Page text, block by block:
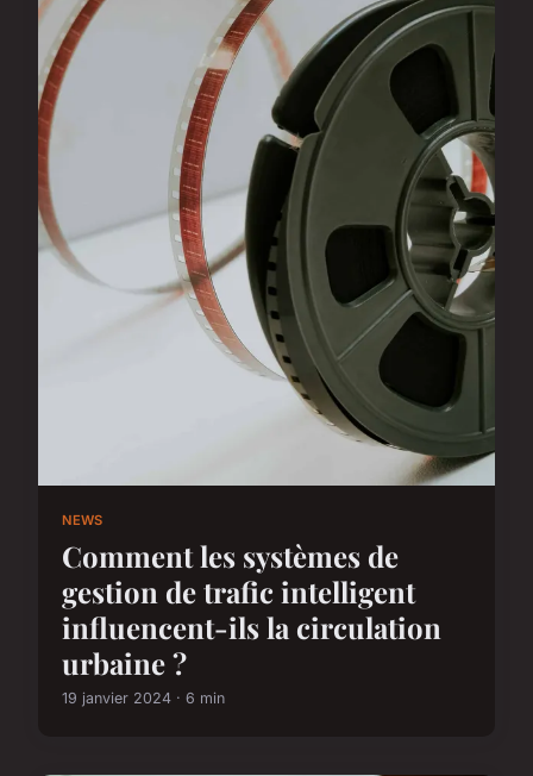
NEWS
Comment les systèmes de
gestion de trafic intelligent
influencent-ils la circulation
urbaine ?
19 janvier 2024 · 6 min